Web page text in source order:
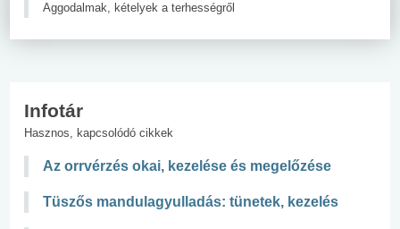
Aggodalmak, kételyek a terhességről
Infotár
Hasznos, kapcsolódó cikkek
Az orrvérzés okai, kezelése és megelőzése
Tüszős mandulagyulladás: tünetek, kezelés